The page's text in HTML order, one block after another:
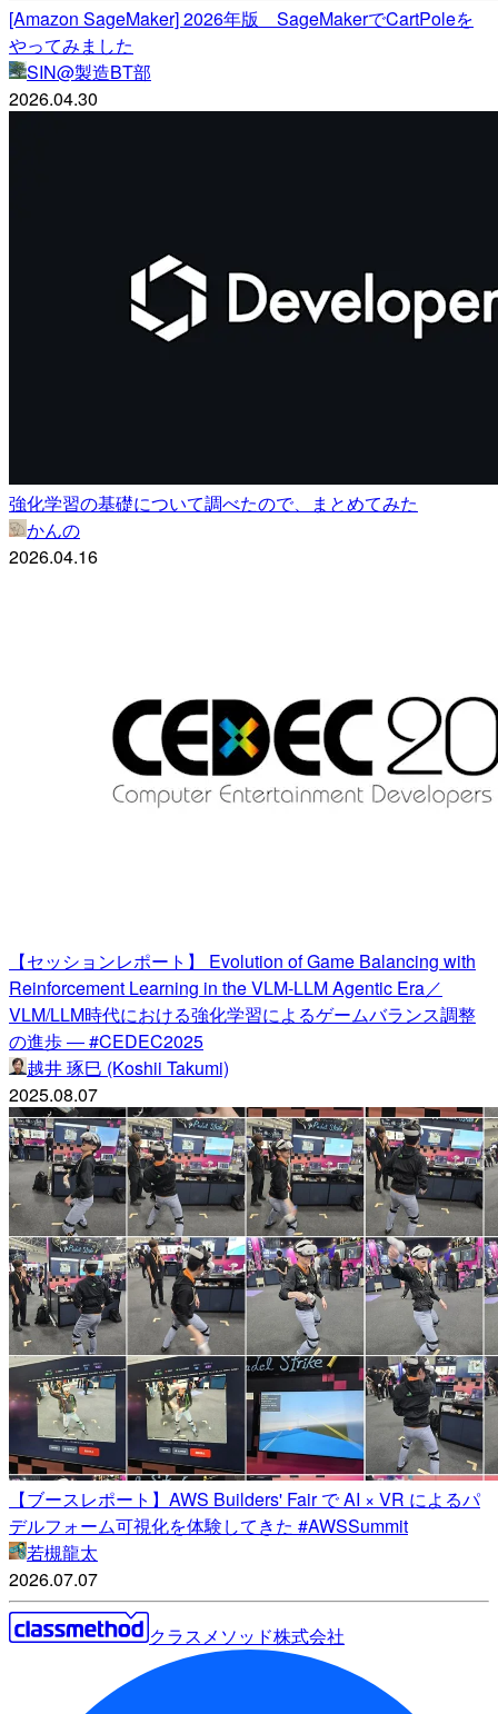
[Amazon SageMaker] 2026年版 SageMakerでCartPoleを
やってみました
SIN@製造BT部
2026.04.30
強化学習の基礎について調べたので、まとめてみた
かんの
2026.04.16
【セッションレポート】 Evolution of Game Balancing with
Reinforcement Learning in the VLM-LLM Agentic Era／
VLM/LLM時代における強化学習によるゲームバランス調整
の進歩 ― #CEDEC2025
越井 琢巳 (Koshii Takumi)
2025.08.07
【ブースレポート】AWS Builders' Fair で AI × VR によるパ
デルフォーム可視化を体験してきた #AWSSummit
若槻龍太
2026.07.07
クラスメソッド株式会社